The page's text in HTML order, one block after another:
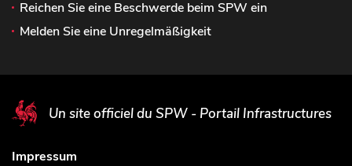
Reichen Sie eine Beschwerde beim SPW ein
Melden Sie eine Unregelmäßigkeit
Un site officiel du SPW - Portail Infrastructures
Impressum